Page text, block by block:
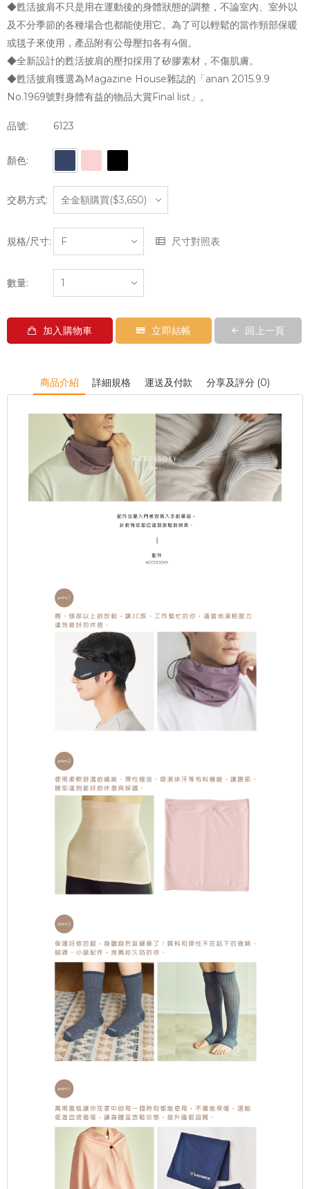
◆甦活披肩不只是用在運動後的身體狀態的調整，不論室內、室外以
及不分季節的各種場合也都能使用它。為了可以輕鬆的當作頸部保暖
或毯子來使用，產品附有公母壓扣各有4個。
◆全新設計的甦活披肩的壓扣採用了矽膠素材，不傷肌膚。
◆甦活披肩獲選為Magazine House雜誌的「anan 2015.9.9
No.1969號對身體有益的物品大賞Final list」。
品號: 6123
顏色:
交易方式:
規格/尺寸: 尺寸對照表
數量:
加入購物車 立即結帳 回上一頁
商品介紹 詳細規格 運送及付款 分享及評分 (0)